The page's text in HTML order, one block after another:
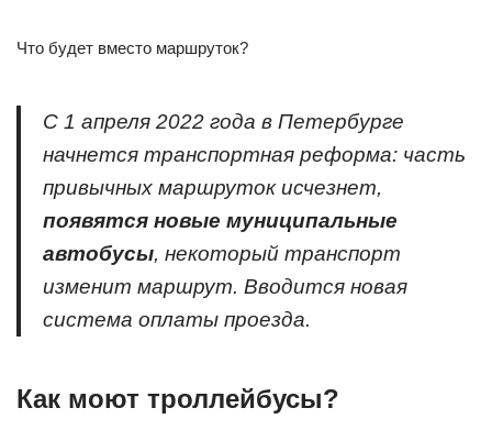
Что будет вместо маршруток?
С 1 апреля 2022 года в Петербурге
начнется транспортная реформа: часть
привычных маршруток исчезнет,
появятся новые муниципальные
автобусы, некоторый транспорт
изменит маршрут. Вводится новая
система оплаты проезда.
Как моют троллейбусы?